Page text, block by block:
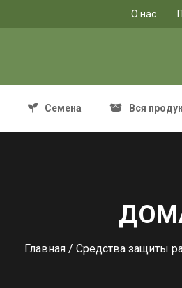
O нас
Семена Вся
Главная / Средства защиты